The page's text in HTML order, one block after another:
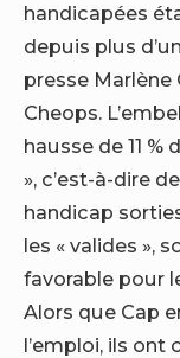
handicapées
depuis plus
presse Marlène
Cheops.
hausse de 11 %
», c’est-à-dire
handicap
les « valides »,
favorable pour
Alors que Cap
l’emploi, ils ont